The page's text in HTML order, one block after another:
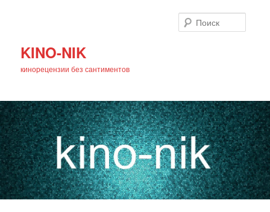
KINO-NIK
кинорецензии без сантиментов